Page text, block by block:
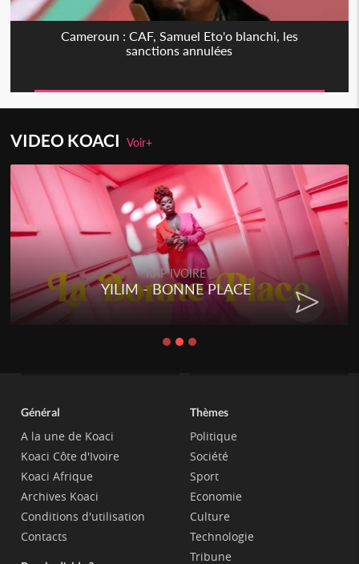
Cameroun : CAF, Samuel Eto'o blanchi, les
sanctions annulées
VIDEO KOACIVoir+
RAP IVOIRE
YILIM - BONNE PLACE
Général
A la une de Koaci
Koaci Côte d'Ivoire
Koaci Afrique
Archives Koaci
Conditions d'utilisation
Contacts
Thèmes
Politique
Société
Sport
Economie
Culture
Technologie
Tribune